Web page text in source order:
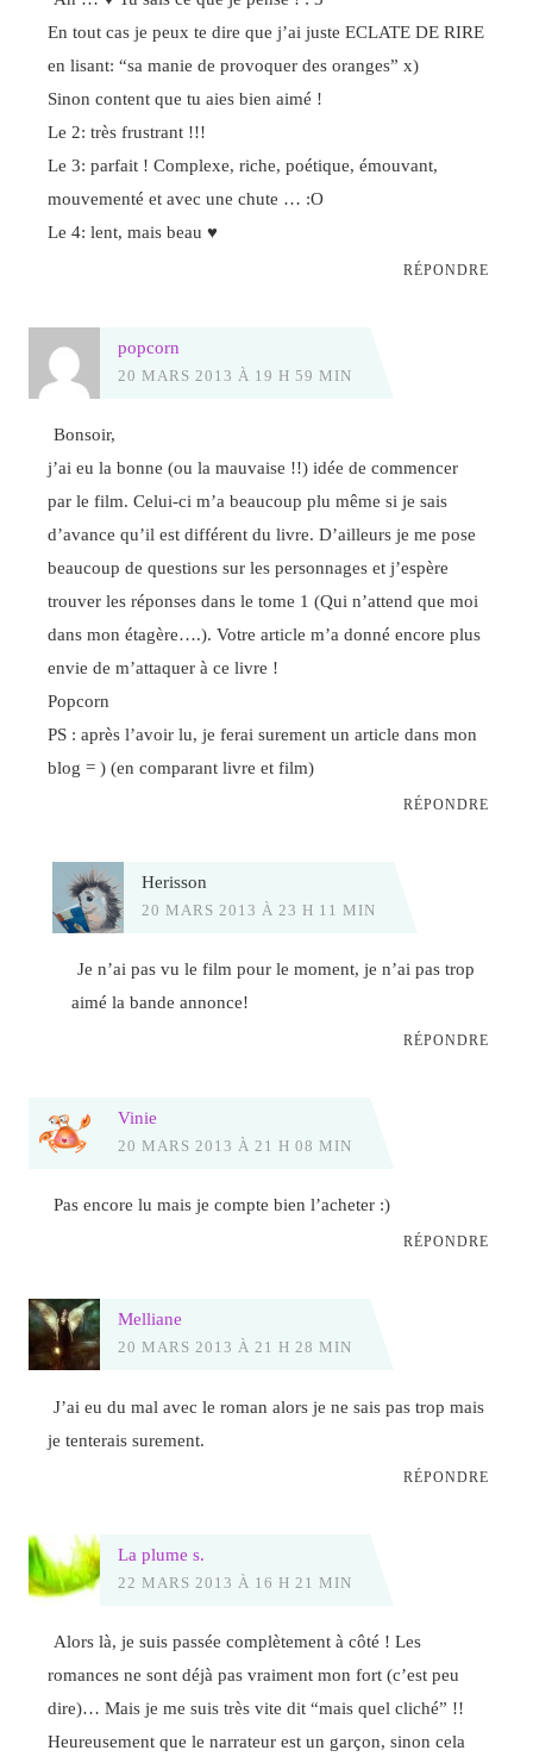
En tout cas je peux te dire que j’ai juste ECLATE DE RIRE
en lisant: “sa manie de provoquer des oranges” x)
Sinon content que tu aies bien aimé !
Le 2: très frustrant !!!
Le 3: parfait ! Complexe, riche, poétique, émouvant,
mouvementé et avec une chute … :O
Le 4: lent, mais beau ♥
RÉPONDRE
popcorn
20 MARS 2013 À 19 H 59 MIN
Bonsoir,
j’ai eu la bonne (ou la mauvaise !!) idée de commencer
par le film. Celui-ci m’a beaucoup plu même si je sais
d’avance qu’il est différent du livre. D’ailleurs je me pose
beaucoup de questions sur les personnages et j’espère
trouver les réponses dans le tome 1 (Qui n’attend que moi
dans mon étagère….). Votre article m’a donné encore plus
envie de m’attaquer à ce livre !
Popcorn
PS : après l’avoir lu, je ferai surement un article dans mon
blog = ) (en comparant livre et film)
RÉPONDRE
Herisson
20 MARS 2013 À 23 H 11 MIN
Je n’ai pas vu le film pour le moment, je n’ai pas trop
aimé la bande annonce!
RÉPONDRE
Vinie
20 MARS 2013 À 21 H 08 MIN
Pas encore lu mais je compte bien l’acheter :)
RÉPONDRE
Melliane
20 MARS 2013 À 21 H 28 MIN
J’ai eu du mal avec le roman alors je ne sais pas trop mais
je tenterais surement.
RÉPONDRE
La plume s.
22 MARS 2013 À 16 H 21 MIN
Alors là, je suis passée complètement à côté ! Les
romances ne sont déjà pas vraiment mon fort (c’est peu
dire)… Mais je me suis très vite dit “mais quel cliché” !!
Heureusement que le narrateur est un garçon, sinon cela